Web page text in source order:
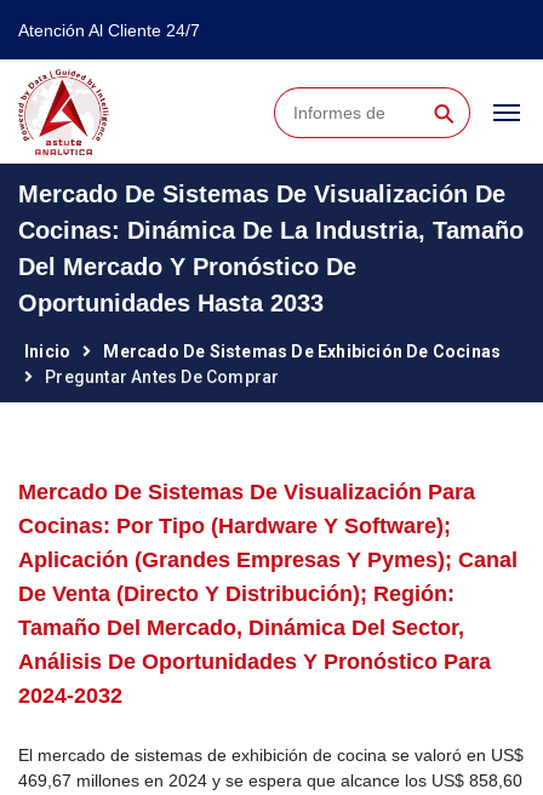
Atención Al Cliente 24/7
⚲
Mercado De Sistemas De Visualización De
Cocinas: Dinámica De La Industria, Tamaño
Del Mercado Y Pronóstico De
Oportunidades Hasta 2033
Inicio
Mercado De Sistemas De Exhibición De Cocinas
Preguntar Antes De Comprar
Mercado De Sistemas De Visualización Para
Cocinas: Por Tipo (hardware Y Software);
Aplicación (grandes Empresas Y Pymes); Canal
De Venta (directo Y Distribución); Región:
Tamaño Del Mercado, Dinámica Del Sector,
Análisis De Oportunidades Y Pronóstico Para
2024-2032
El mercado de sistemas de exhibición de cocina se valoró en US$
469,67 millones en 2024 y se espera que alcance los US$ 858,60